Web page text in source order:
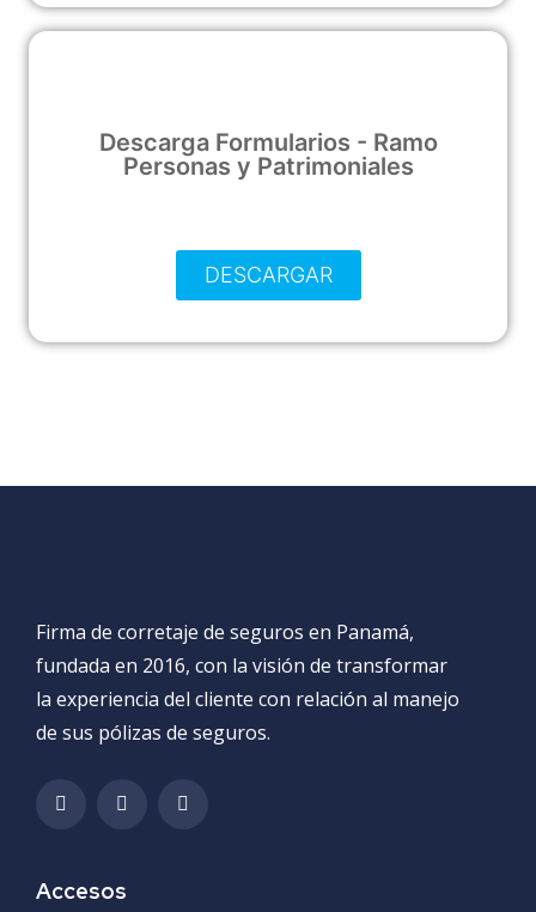
Descarga Formularios - Ramo
Personas y Patrimoniales
DESCARGAR
Firma de corretaje de seguros en Panamá,
fundada en 2016, con la visión de transformar
la experiencia del cliente con relación al manejo
de sus pólizas de seguros.
Accesos